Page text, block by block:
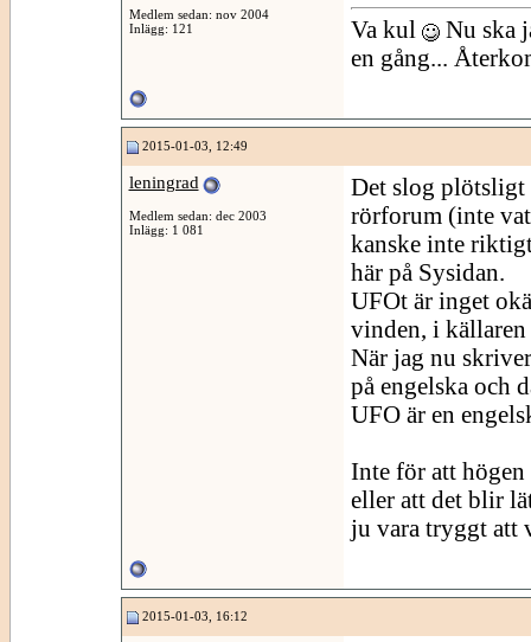
Medlem sedan: nov 2004
Inlägg: 121
Va kul
Nu ska
en gång...
2015-01-03, 12:49
leningrad
Medlem sedan: dec 2003
Inlägg: 1 081
Det slog
rörforum (inte
kanske inte
här på Sysidan.
UFOt är inget
vinden, i källaren
När jag nu
på engelska och
UFO är en
Inte för att
eller att det blir
ju vara tryggt att
2015-01-03, 16:12